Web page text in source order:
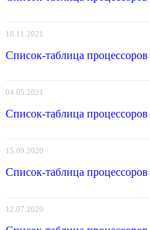
10.11.2021
Список-таблица
04.05.2021
Список-таблица
15.09.2020
Список-таблица
12.07.2020